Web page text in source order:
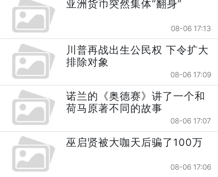
亚洲货币突然集体“翻身”
08-06 17:13
川普再战出生公民权 下令扩大
排除对象
08-06 17:09
诺兰的《奥德赛》讲了一个和
荷马原著不同的故事
08-06 17:07
巫启贤被大咖天后骗了100万
08-06 17:06